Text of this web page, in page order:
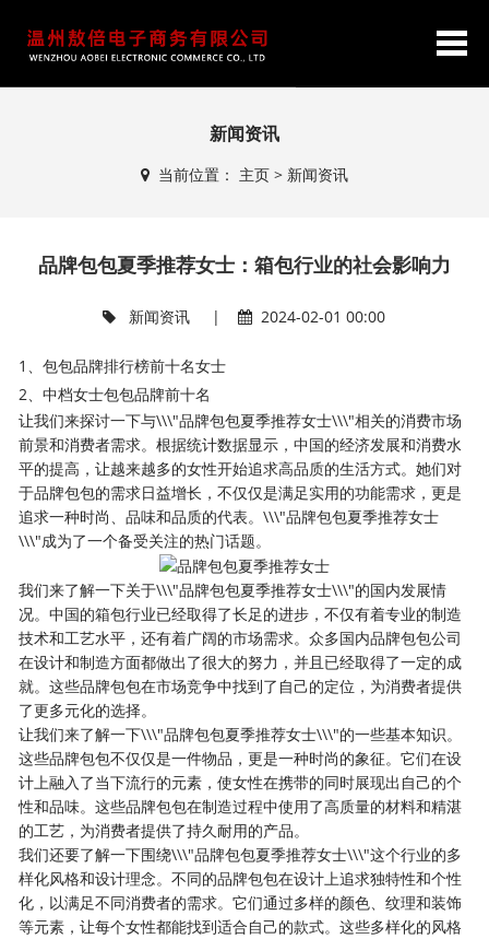
新闻资讯
当前位置： 主页> 新闻资讯
品牌包包夏季推荐女士：箱包行业的社会影响力
新闻资讯 | 2024-02-01 00:00
1、包包品牌排行榜前十名女士
2、中档女士包包品牌前十名
让我们来探讨一下与\\\"品牌包包夏季推荐女士\\\"相关的消费市场
前景和消费者需求。根据统计数据显示，中国的经济发展和消费水
平的提高，让越来越多的女性开始追求高品质的生活方式。她们对
于品牌包包的需求日益增长，不仅仅是满足实用的功能需求，更是
追求一种时尚、品味和品质的代表。\\\"品牌包包夏季推荐女士
\\\"成为了一个备受关注的热门话题。
我们来了解一下关于\\\"品牌包包夏季推荐女士\\\"的国内发展情
况。中国的箱包行业已经取得了长足的进步，不仅有着专业的制造
技术和工艺水平，还有着广阔的市场需求。众多国内品牌包包公司
在设计和制造方面都做出了很大的努力，并且已经取得了一定的成
就。这些品牌包包在市场竞争中找到了自己的定位，为消费者提供
了更多元化的选择。
让我们来了解一下\\\"品牌包包夏季推荐女士\\\"的一些基本知识。
这些品牌包包不仅仅是一件物品，更是一种时尚的象征。它们在设
计上融入了当下流行的元素，使女性在携带的同时展现出自己的个
性和品味。这些品牌包包在制造过程中使用了高质量的材料和精湛
的工艺，为消费者提供了持久耐用的产品。
我们还要了解一下围绕\\\"品牌包包夏季推荐女士\\\"这个行业的多
样化风格和设计理念。不同的品牌包包在设计上追求独特性和个性
化，以满足不同消费者的需求。它们通过多样的颜色、纹理和装饰
等元素，让每个女性都能找到适合自己的款式。这些多样化的风格